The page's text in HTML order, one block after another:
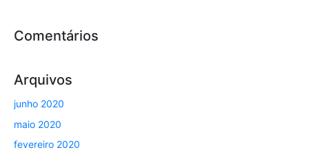
Comentários
Arquivos
junho 2020
maio 2020
fevereiro 2020